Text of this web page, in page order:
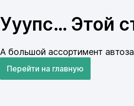
Ууупс… Этой
А большой ассортимент
Перейти на главную